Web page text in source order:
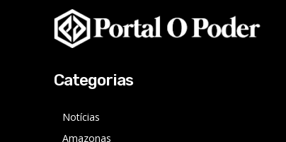
Categorias
Notícias
Amazonas